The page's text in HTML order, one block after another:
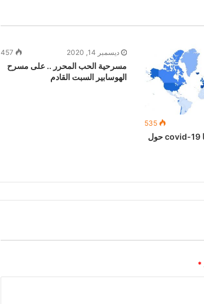
535
خريطة انتشار كورونا covid-19 حول
ديسمبر 14, 2020 457
مسرحية الحب المحرر .. على مسرح
الهوسابير السبت القادم
*